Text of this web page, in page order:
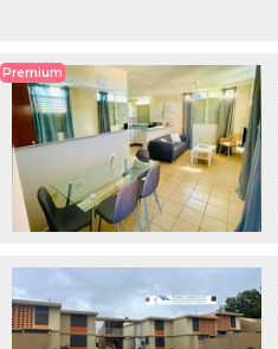
Premium